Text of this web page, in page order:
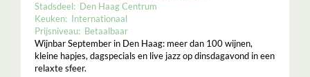
Stadsdeel: Den Haag Centrum
Keuken: Internationaal
Prijsniveau: Betaalbaar
Wijnbar September in Den Haag: meer dan 100 wijnen,
kleine hapjes, dagspecials en live jazz op dinsdagavond in een
relaxte sfeer.